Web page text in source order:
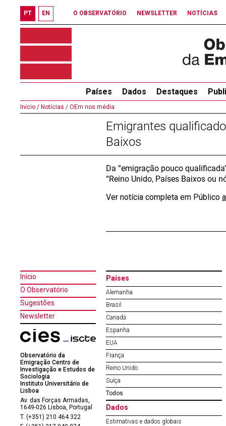
PT EN O OBSERVATÓRIO NEWSLETTER NOTÍCIAS
Países Dados Destaques
Início / Notícias / OEm nos média
Emigrantes
Baixos
Da “emigração pouco
“Reino Unido, Países Baixos ou
Ver notícia completa em Público
Início
O Observatório
Sugestões
Newsletter
Observatório da
Emigração Centro de
Investigação e Estudos de
Sociologia
Instituto Universitário de
Lisboa
Av. das Forças Armadas,
1649-026 Lisboa, Portugal
T. (+351) 210 464 322
Países
Alemanha
Brasil
Canadá
Espanha
EUA
França
Reino Unido
Suíça
Todos
Dados
Estimativas e dados globais